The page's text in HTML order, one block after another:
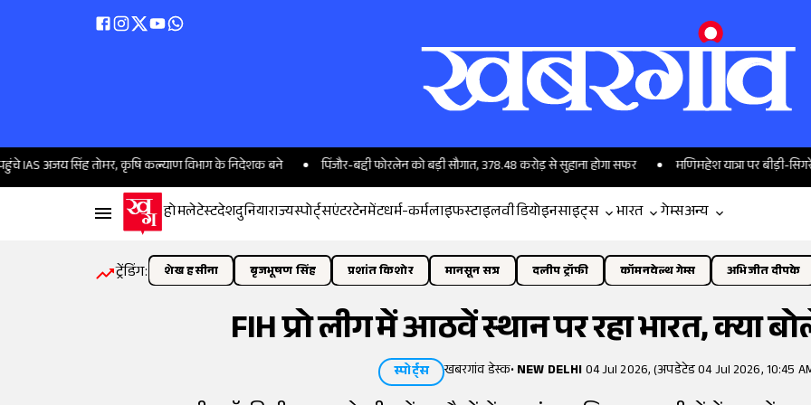
सिंह तोमर, कृषि कल्याण विभाग के निदेशक बने पिंजौर-बद्दी फोरलेन को बड़ी सौगात, 378.48 करोड़ से सुहाना होगा सफर मणिमहेश यात्रा पर बीड़ी-सिगरेट बैन,
होमलेटेस्टदेशदुनियाराज्यस्पोर्ट्सएंटरटेनमेंटधर्म-कर्मलाइफस्टाइलवीडियोइनसाइट्स भारत गेम्सअन्य
ट्रेंडिंग: शेख हसीना बृजभूषण सिंह प्रशांत किशोर मानसून सत्र दलीप ट्रॉफी कॉमनवेल्थ गेम्स अभिजीत दीपके
FIH प्रो लीग में आठवें स्थान पर रहा भारत, क्या
स्पोर्ट्स खबरगांव डेस्क•NEW DELHI04 Jul 2026, (अपडेटेड 04 Jul 2026, 10:45